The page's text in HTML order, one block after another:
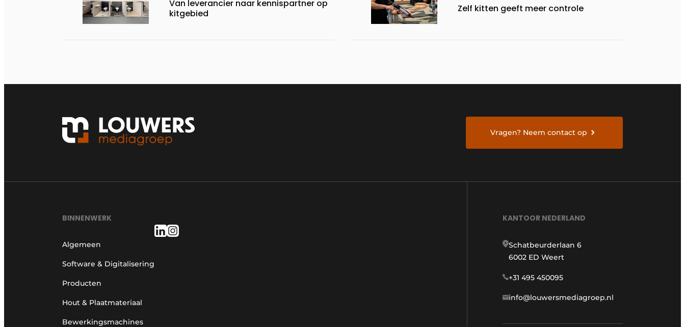
Van leverancier naar kennispartner op
kitgebied
Zelf kitten geeft meer controle
Vragen? Neem contact op
BINNENWERK
Algemeen
Software & Digitalisering
Producten
Hout & Plaatmateriaal
Bewerkingsmachines
KANTOOR NEDERLAND
Schatbeurderlaan 6
6002 ED Weert
+31 495 450095
info@louwersmediagroep.nl